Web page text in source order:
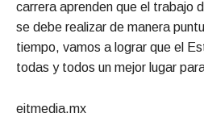
carrera aprenden que el trabajo
se debe realizar de manera
tiempo, vamos a lograr que el
todas y todos un mejor lugar
eitmedia.mx